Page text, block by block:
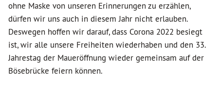
ohne Maske von unseren Erinnerungen zu erzählen,
dürfen wir uns auch in diesem Jahr nicht erlauben.
Deswegen hoffen wir darauf, dass Corona 2022 besiegt
ist, wir alle unsere Freiheiten wiederhaben und den 33.
Jahrestag der Maueröffnung wieder gemeinsam auf der
Bösebrücke feiern können.